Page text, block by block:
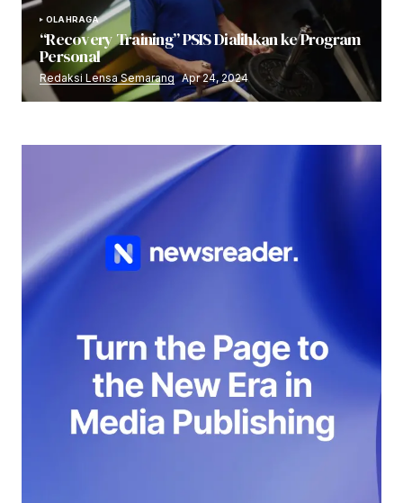
OLAHRAGA
“Recovery Training” PSIS Dialihkan ke Program
Personal
Redaksi Lensa Semarang Apr 24, 2024